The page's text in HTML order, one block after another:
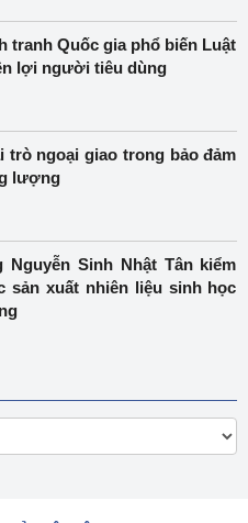
tranh Quốc gia phổ biến Luật
lợi người tiêu dùng
trò ngoại giao trong bảo đảm
lượng
Sinh Nhật Tân kiểm
sản xuất nhiên liệu sinh học